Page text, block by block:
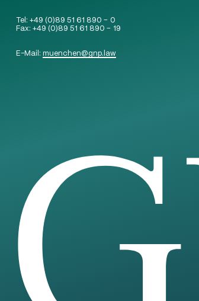
Tel:+49 (0)89 51 61 890 – 0
Fax:+49 (0)89 51 61 890 – 19
E-Mail:muenchen@gnp.law